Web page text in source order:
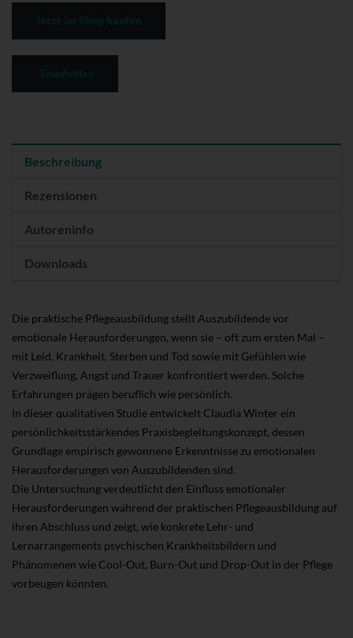
Beschreibung
Rezensionen
Autoreninfo
Downloads
Die praktische Pflegeausbildung stellt Auszubildende vor
emotionale Herausforderungen, wenn sie – oft zum ersten Mal –
mit Leid, Krankheit, Sterben und Tod sowie mit Gefühlen wie
Verzweiflung, Angst und Trauer konfrontiert werden. Solche
Erfahrungen prägen beruflich wie persönlich.
In dieser qualitativen Studie entwickelt Claudia Winter ein
persönlichkeitsstärkendes Praxisbegleitungskonzept, dessen
Grundlage empirisch gewonnene Erkenntnisse zu emotionalen
Herausforderungen von Auszubildenden sind.
Die Untersuchung verdeutlicht den Einfluss emotionaler
Herausforderungen während der praktischen Pflegeausbildung auf
ihren Abschluss und zeigt, wie konkrete Lehr- und
Lernarrangements psychischen Krankheitsbildern und
Phänomenen wie Cool-Out, Burn-Out und Drop-Out in der Pflege
vorbeugen könnten.